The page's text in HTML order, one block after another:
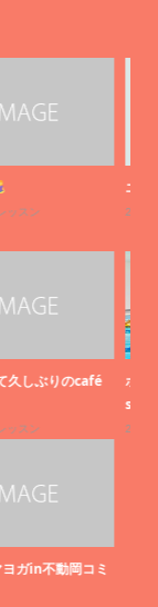
スケジュール
スン日程
ニューアルしまし
レッスン日